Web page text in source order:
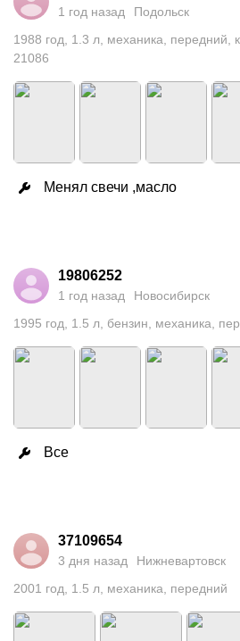
1 год назад
Подольск
1988 год 1.3 л механика передний
21086
Менял свечи ,масло
19806252
1 год назад
Новосибирск
1995 год 1.5 л бензин механика
Все
37109654
3 дня назад
Нижневартовск
2001 год 1.5 л механика передний